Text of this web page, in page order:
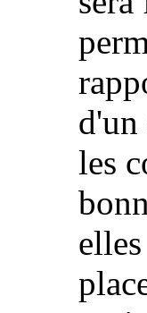
d'un
les